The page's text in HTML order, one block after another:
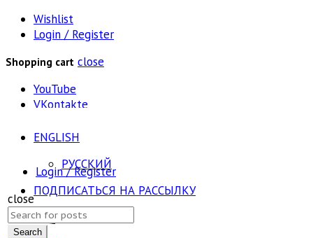
Wishlist
Login / Register
Shopping cart close
YouTube
VKontakte
ENGLISH
РУССКИЙ
ПОДПИСАТЬСЯ НА РАССЫЛКУ
FAQ
Login / Register
close
Search
for:
Search